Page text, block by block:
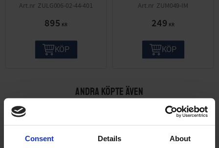
Consent Details About
ZULG006-02-44-401
895 KR
KÖP
ZUM049-IM
249 KR
KÖP
ANDRA KÖPTE ÄVEN